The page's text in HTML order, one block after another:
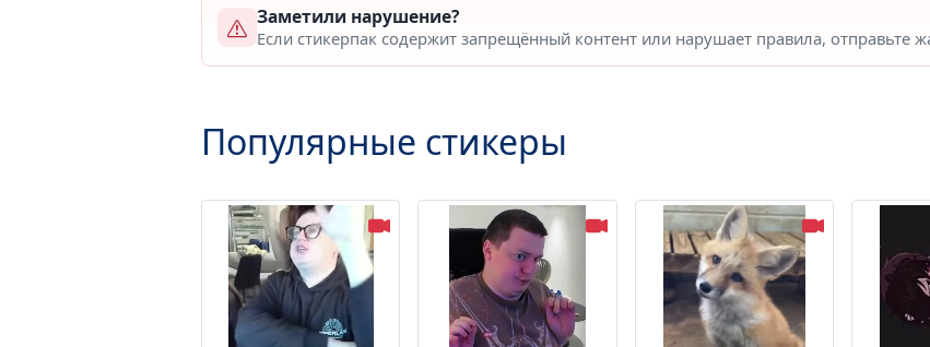
Заметили нарушение?
Если стикерпак содержит запрещённый контент или нарушает правила, отправьте
Популярные стикеры